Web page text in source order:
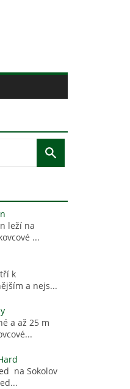
leží na
...
k
a nejs...
a až 25 m
na Sokolov